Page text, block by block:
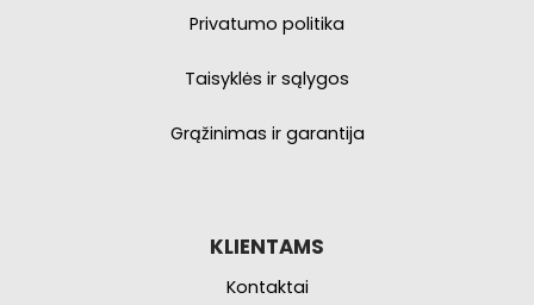
Privatumo politika
Taisyklės ir sąlygos
Grąžinimas ir garantija
KLIENTAMS
Kontaktai